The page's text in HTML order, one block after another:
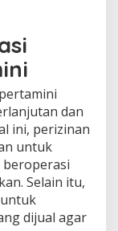
dan
ini, perizinan
untuk
Selain itu,
dijual agar